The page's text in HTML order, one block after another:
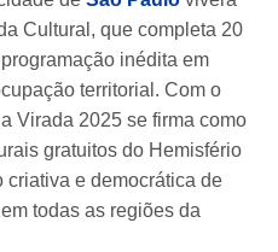
Cultural, que completa 20
inédita em
territorial. Com o
Virada 2025 se firma como
gratuitos do Hemisfério
criativa e democrática de
todas as regiões da